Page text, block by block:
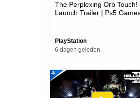
The Perplexing Orb Touch!
Launch Trailer | Ps5
PlayStation
6 dagen geleden